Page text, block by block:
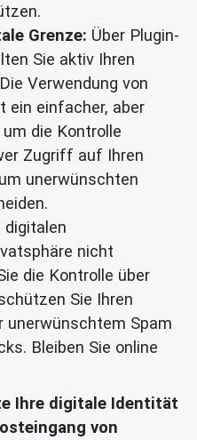
Grenze: Über Plugin-
Sie aktiv Ihren
Verwendung von
ein einfacher, aber
die Kontrolle
Zugriff auf Ihren
unerwünschten
digitalen
nicht
die Kontrolle über
Sie Ihren
unerwünschtem Spam
Bleiben Sie online
Ihre digitale Identität
von